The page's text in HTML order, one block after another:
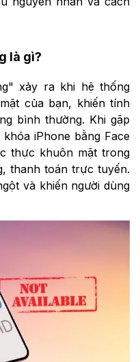
là gì?
xảy ra khi hệ thống
của bạn, khiến tính
bình thường. Khi gặp
iPhone bằng Face
thực khuôn mặt trong
thanh toán trực tuyến.
và khiến người dùng